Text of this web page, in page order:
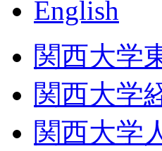
English
関西大学
関西大学
関西大学